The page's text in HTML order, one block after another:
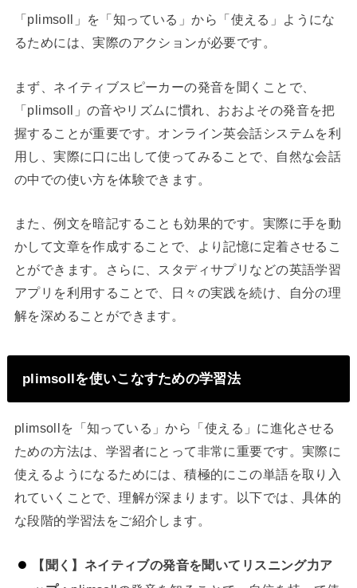
「plimsoll」を「知っている」から「使える」ようにな
るためには、実際のアクションが必要です。
まず、ネイティブスピーカーの発音を聞くことで、
「plimsoll」の音やリズムに慣れ、おおよその発音を把
握することが重要です。オンライン英会話システムを利
用し、実際に口に出して使ってみることで、自然な会話
の中での使い方を体験できます。
また、例文を暗記することも効果的です。実際に手を動
かして文章を作成することで、より記憶に定着させるこ
とができます。さらに、スタディサプリなどの英語学習
アプリを利用することで、日々の実践を続け、自分の理
解を深めることができます。
plimsollを使いこなすための学習法
plimsollを「知っている」から「使える」に進化させる
ための方法は、学習者にとって非常に重要です。実際に
使えるようになるためには、積極的にこの単語を取り入
れていくことで、理解が深まります。以下では、具体的
な段階的学習法をご紹介します。
【聞く】ネイティブの発音を聞いてリスニング力ア